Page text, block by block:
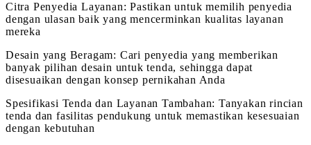
Citra Penyedia Layanan: Pastikan untuk memilih penyedia
dengan ulasan baik yang mencerminkan kualitas layanan
mereka
Desain yang Beragam: Cari penyedia yang memberikan
banyak pilihan desain untuk tenda, sehingga dapat
disesuaikan dengan konsep pernikahan Anda
Spesifikasi Tenda dan Layanan Tambahan: Tanyakan rincian
tenda dan fasilitas pendukung untuk memastikan kesesuaian
dengan kebutuhan